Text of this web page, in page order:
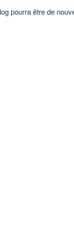
pourra être de